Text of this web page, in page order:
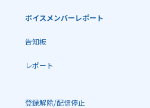
ボイスメンバーレポート
告知板
レポート
登録解除/配信停止